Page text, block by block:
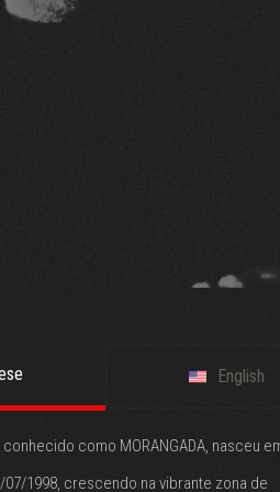
English
como MORANGADA, nasceu
07/1998, crescendo na vibrante zona de